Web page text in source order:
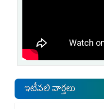
ఇటీవలి వార్తలు